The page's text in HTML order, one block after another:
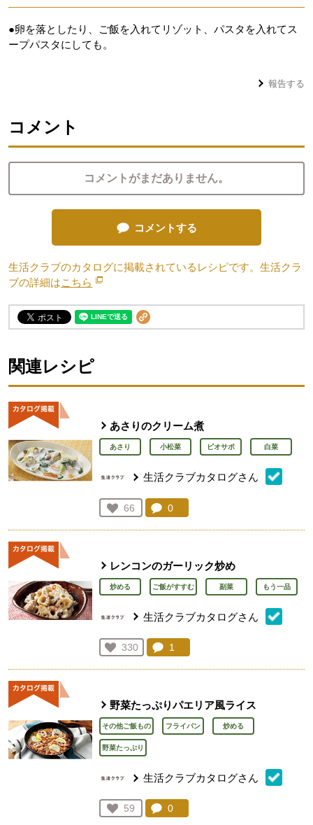
●卵を落としたり、ご飯を入れてリゾット、パスタを入れてス
ープパスタにしても。
報告する
コメント
コメントがまだありません。
コメントする
生活クラブのカタログに掲載されているレシピです。生活クラ
ブの詳細はこちら 別のウィンドウで開きます。
関連レシピ
あさりのクリーム煮
あさり 小松菜 ビオサポ 白菜
生活クラブカタログさん
お気に入り登録：
66
人が登録
コメント：
0
レンコンのガーリック炒め
炒める ご飯がすすむ 副菜 もう一品
生活クラブカタログさん
お気に入り登録：
330
人が登録
コメント：
1
野菜たっぷりパエリア風ライス
その他ご飯もの フライパン 炒める
野菜たっぷり
生活クラブカタログさん
お気に入り登録：
59
人が登録
コメント：
0